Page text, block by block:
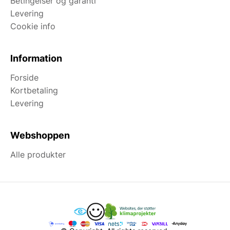
Levering
Cookie info
Information
Forside
Kortbetaling
Levering
Webshoppen
Alle produkter